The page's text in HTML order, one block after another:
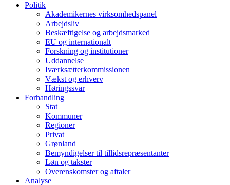
Politik
Akademikernes virksomhedspanel
Arbejdsliv
Beskæftigelse og arbejdsmarked
EU og internationalt
Forskning og institutioner
Uddannelse
Iværksætterkommissionen
Vækst og erhverv
Høringssvar
Forhandling
Stat
Kommuner
Regioner
Privat
Grønland
Bemyndigelser til tillidsrepræsentanter
Løn og takster
Overenskomster og aftaler
Analyse